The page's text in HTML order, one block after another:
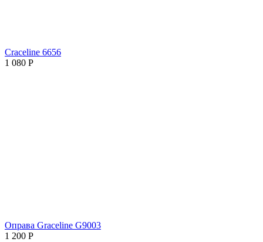
Craceline 6656
1 080 Р
Оправа Graceline G9003
1 200 Р